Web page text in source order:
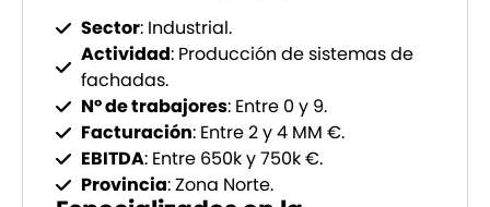
Sector: Industrial.
Actividad: Producción de sistemas de
fachadas.
Nº de trabajores: Entre 0 y 9.
Facturación: Entre 2 y 4 MM €.
EBITDA: Entre 650k y 750k €.
Provincia: Zona Norte.